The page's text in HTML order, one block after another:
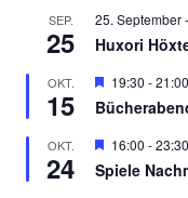
SEP.
25
25. September-
Huxori
OKT.
15
19:30 -21:00
OKT.
24
16:00 -23:30
Spiele